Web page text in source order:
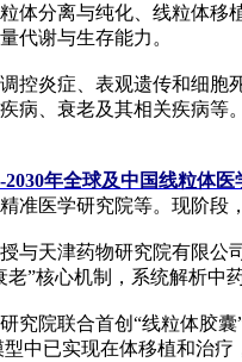
分离与纯化、线粒体移
代谢与生存能力。
炎症、表观遗传和细胞
病、衰老及其相关疾病
2030年全球及中国线粒体
准医学研究院等。现阶段
天津药物研究院有限公
”核心机制，系统解析中
院联合首创“线粒体胶囊
中已实现在体移植和治